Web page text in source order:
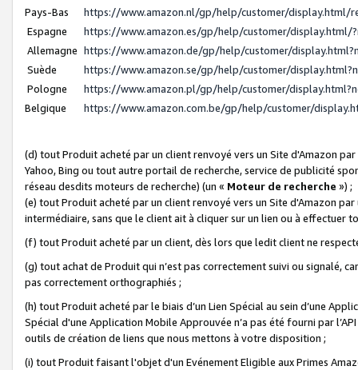
Pays-Bas
https://www.amazon.nl/gp/help/customer/display.html/
Espagne
https://www.amazon.es/gp/help/customer/display.html/
Allemagne https://www.amazon.de/gp/help/customer/
Suède
https://www.amazon.se/gp/help/customer/
Pologne
https://www.amazon.pl/gp/help/customer/
Belgique
https://www.amazon.com.be/gp/help/customer/
(d) tout Produit acheté par un client renvoyé vers un Site d'Amazon
Yahoo, Bing ou tout autre portail de recherche, service de publicité
réseau desdits moteurs de recherche) (un « Moteur de recherche ») ;
(e) tout Produit acheté par un client renvoyé vers un Site d'Amazon
intermédiaire, sans que le client ait à cliquer sur un lien ou à
(f) tout Produit acheté par un client, dès lors que ledit client ne
(g) tout achat de Produit qui n’est pas correctement suivi ou signalé,
pas correctement orthographiés ;
(h) tout Produit acheté par le biais d’un Lien Spécial au sein d’une
Spécial d'une Application Mobile Approuvée n’a pas été fourni par
outils de création de liens que nous mettons à votre disposition ;
(i) tout Produit faisant l'objet d'un Evénement Eligible aux Primes